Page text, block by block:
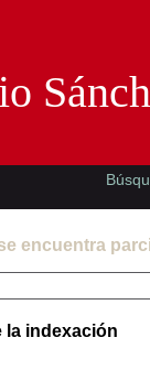
encuentra
la indexación